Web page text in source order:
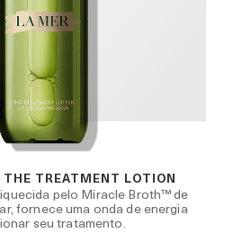
THE TREATMENT LOTION
pelo Miracle Broth™ de
fornece uma onda de energia
seu tratamento.